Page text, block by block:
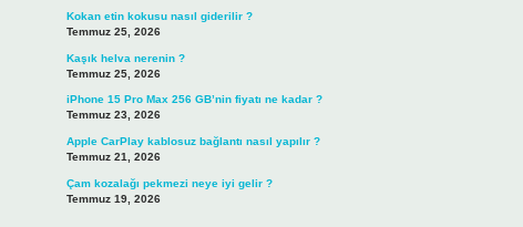
Kokan etin kokusu nasıl giderilir ?
Temmuz 25, 2026
Kaşık helva nerenin ?
Temmuz 25, 2026
iPhone 15 Pro Max 256 GB’nin fiyatı ne kadar ?
Temmuz 23, 2026
Apple CarPlay kablosuz bağlantı nasıl yapılır ?
Temmuz 21, 2026
Çam kozalağı pekmezi neye iyi gelir ?
Temmuz 19, 2026